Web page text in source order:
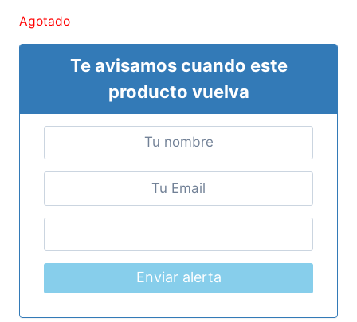
Agotado
Te avisamos cuando este
producto vuelva
Enviar alerta